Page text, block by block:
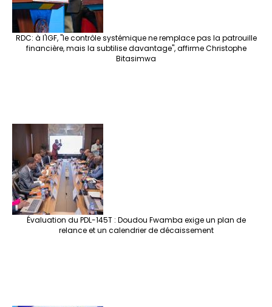
RDC: à l'IGF, "le contrôle systémique ne remplace pas la patrouille
financière, mais la subtilise davantage", affirme Christophe
Bitasimwa
Évaluation du PDL-145T : Doudou Fwamba exige un plan de
relance et un calendrier de décaissement